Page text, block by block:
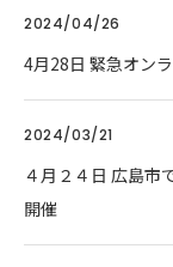
2024/04/26
4月28日 緊急オン
2024/03/21
４月２４日 広島市
開催